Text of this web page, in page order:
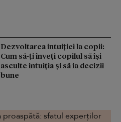
Dezvoltarea intuiției la copii:
Cum să-ți înveți copilul să își
asculte intuiția și să ia decizii
bune